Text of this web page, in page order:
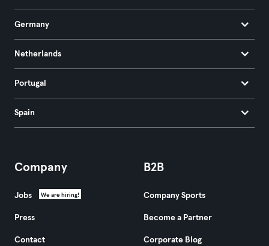
Germany
Netherlands
Portugal
Spain
Company
Jobs We are hiring!
Press
Contact
B2B
Company Sports
Become a Partner
Corporate Blog